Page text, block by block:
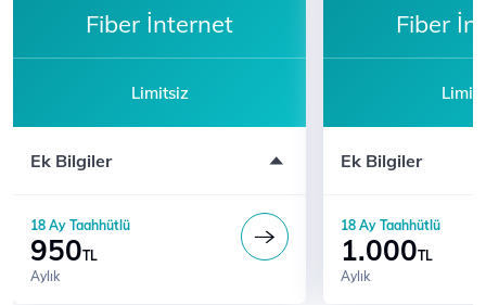
Fiber İnternet
Limitsiz
Ek Bilgiler
Katılım için 444 5 444'ü arayın
18 Ay Taahhütlü
950TL
Aylık
Fiber
Ek Bilgiler
Katılım için 444 5
18 Ay Taahhütlü
1.000TL
Aylık